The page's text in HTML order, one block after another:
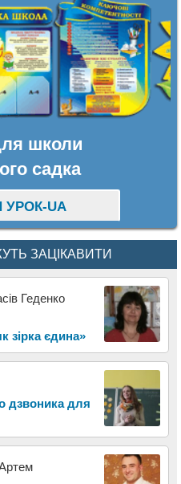
школи
садка
UA
ЗАЦІКАВИТИ
Геденко
зірка єдина»
дзвоника для